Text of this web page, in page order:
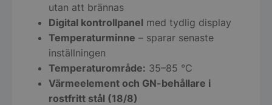
utan att brännas
Digital kontrollpanel med tydlig display
Temperaturminne – sparar senaste
inställningen
Temperaturområde: 35–85 °C
Värmeelement och GN-behållare i
rostfritt stål (18/8)